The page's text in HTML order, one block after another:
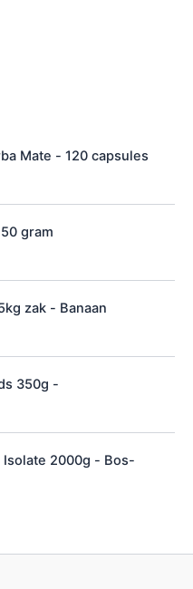
Mate - 120 capsules
gram
zak - Banaan
350g -
2000g - Bos-